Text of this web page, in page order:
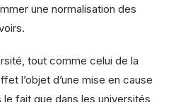
une normalisation des
tout comme celui de la
l’objet d’une mise en cause
fait que dans les universités